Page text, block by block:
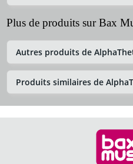
Plus de produits sur Bax
Autres produits de
Produits similaires de